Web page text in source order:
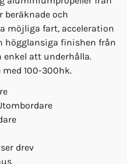
beräknade och
möjliga fart, acceleration
högglansiga finishen från
enkel att underhålla.
100-300hk.
drev